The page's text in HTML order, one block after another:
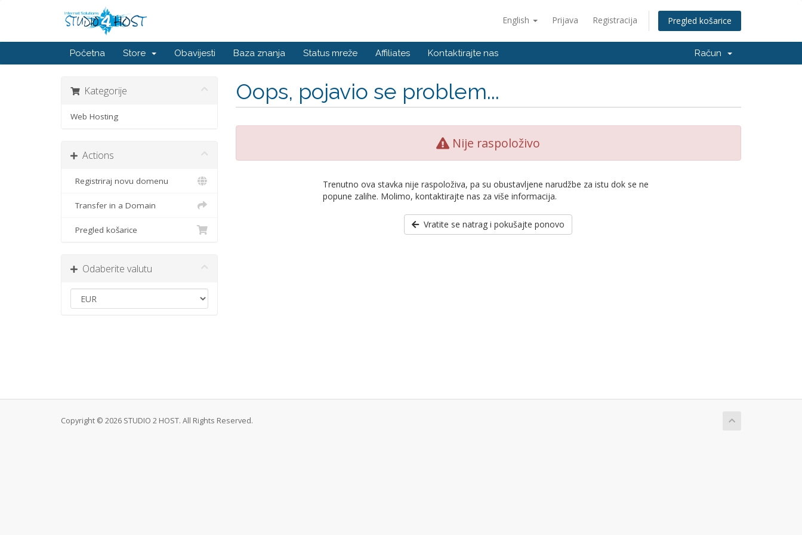
English Prijava Registracija Pregled košarice
Početna Store Obavijesti Baza znanja Status mreže Affiliates Kontaktirajte nas Račun
Kategorije
Web Hosting
Actions
Registriraj novu domenu
Transfer in a Domain
Pregled košarice
Odaberite valutu
Oops, pojavio se problem...
Nije raspoloživo
Trenutno ova stavka nije raspoloživa, pa su obustavljene narudžbe za istu dok se ne
popune zalihe. Molimo, kontaktirajte nas za više informacija.
Vratite se natrag i pokušajte ponovo
Copyright © 2026 STUDIO 2 HOST. All Rights Reserved.